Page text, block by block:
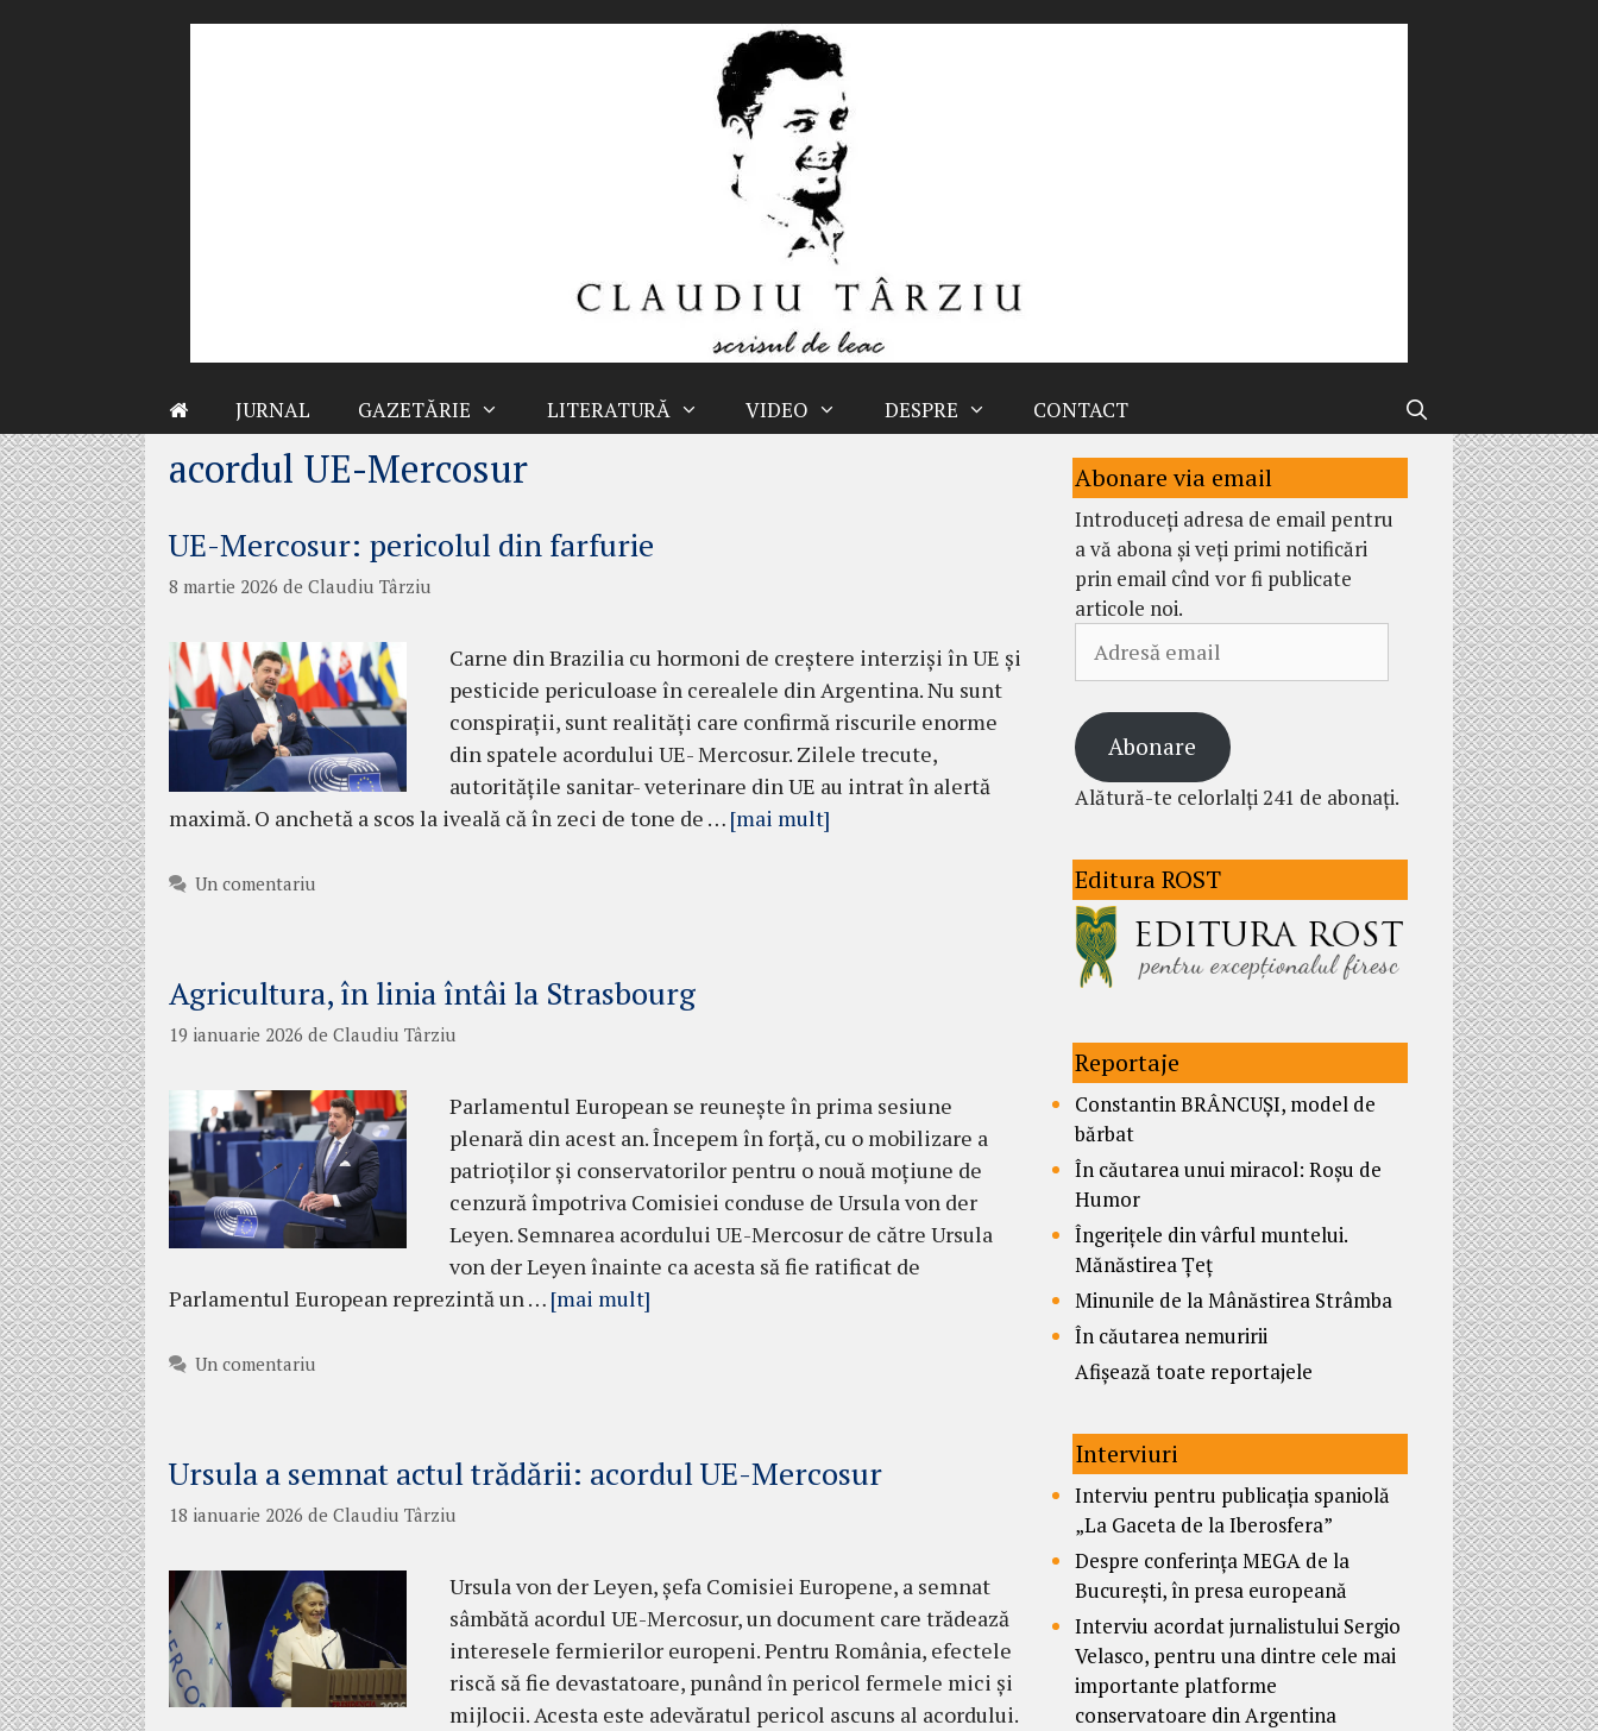
JURNAL GAZETĂRIE LITERATURĂ VIDEO DESPRE CONTACT
acordul UE-Mercosur
UE-Mercosur: pericolul din farfurie
8 martie 2026 de Claudiu Târziu
Carne din Brazilia cu hormoni de creștere interziși în UE și
pesticide periculoase în cerealele din Argentina. Nu sunt
conspirații, sunt realități care confirmă riscurile enorme
din spatele acordului UE- Mercosur. Zilele trecute,
autoritățile sanitar- veterinare din UE au intrat în alertă
maximă. O anchetă a scos la iveală că în zeci de tone de … [mai mult]
Un comentariu
Agricultura, în linia întâi la Strasbourg
19 ianuarie 2026 de Claudiu Târziu
Parlamentul European se reunește în prima sesiune
plenară din acest an. Începem în forță, cu o mobilizare a
patrioților și conservatorilor pentru o nouă moțiune de
cenzură împotriva Comisiei conduse de Ursula von der
Leyen. Semnarea acordului UE-Mercosur de către Ursula
von der Leyen înainte ca acesta să fie ratificat de
Parlamentul European reprezintă un … [mai mult]
Un comentariu
Ursula a semnat actul trădării: acordul UE-Mercosur
18 ianuarie 2026 de Claudiu Târziu
Ursula von der Leyen, șefa Comisiei Europene, a semnat
sâmbătă acordul UE-Mercosur, un document care trădează
interesele fermierilor europeni. Pentru România, efectele
riscă să fie devastatoare, punând în pericol fermele mici și
mijlocii. Acesta este adevăratul pericol ascuns al acordului.
Abonare via email
Introduceți adresa de email pentru
a vă abona și veți primi notificări
prin email cînd vor fi publicate
articole noi.
email
Abonare
Alătură-te celorlalți 241 de abonați.
Editura ROST
Reportaje
Constantin BRÂNCUȘI, model de
bărbat
În căutarea unui miracol: Roșu de
Humor
Îngerițele din vârful muntelui.
Mănăstirea Țeț
Minunile de la Mânăstirea Strâmba
În căutarea nemuririi
Afișează toate reportajele
Interviuri
Interviu pentru publicația spaniolă
„La Gaceta de la Iberosfera”
Despre conferința MEGA de la
București, în presa europeană
Interviu acordat jurnalistului Sergio
Velasco, pentru una dintre cele mai
importante platforme
conservatoare din Argentina